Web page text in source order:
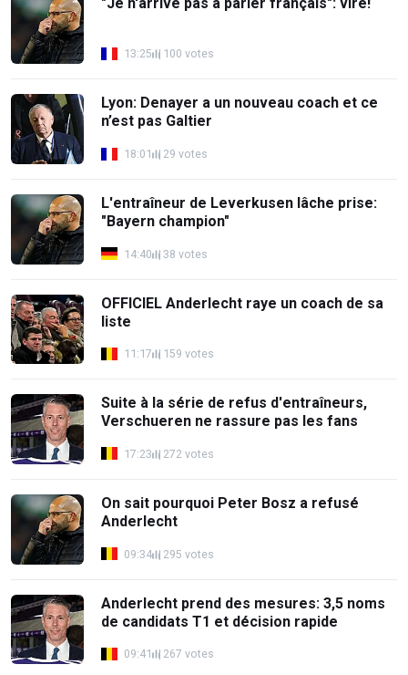
13:25 100 votes
Lyon: Denayer a un nouveau coach et ce
n’est pas Galtier
18:01 29 votes
L'entraîneur de Leverkusen lâche prise:
"Bayern champion"
14:40 38 votes
OFFICIEL Anderlecht raye un coach de sa
liste
11:17 159 votes
Suite à la série de refus d'entraîneurs,
Verschueren ne rassure pas les fans
17:23 272 votes
On sait pourquoi Peter Bosz a refusé
Anderlecht
09:34 295 votes
Anderlecht prend des mesures: 3,5 noms
de candidats T1 et décision rapide
09:41 267 votes